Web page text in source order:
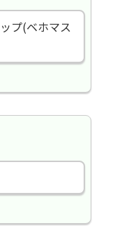
プ(ベホマス